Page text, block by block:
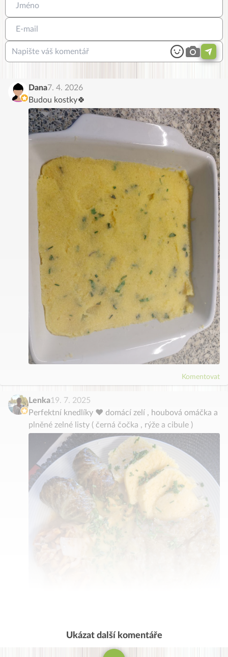
Dana7. 4. 2026
Budou kostky🍀
Komentovat
Lenka19. 7. 2025
Perfektní knedlíky ❤️ domácí zelí , houbová omáčka a
plněné zelné listy ( černá čočka , rýže a cibule )
Ukázat další komentáře